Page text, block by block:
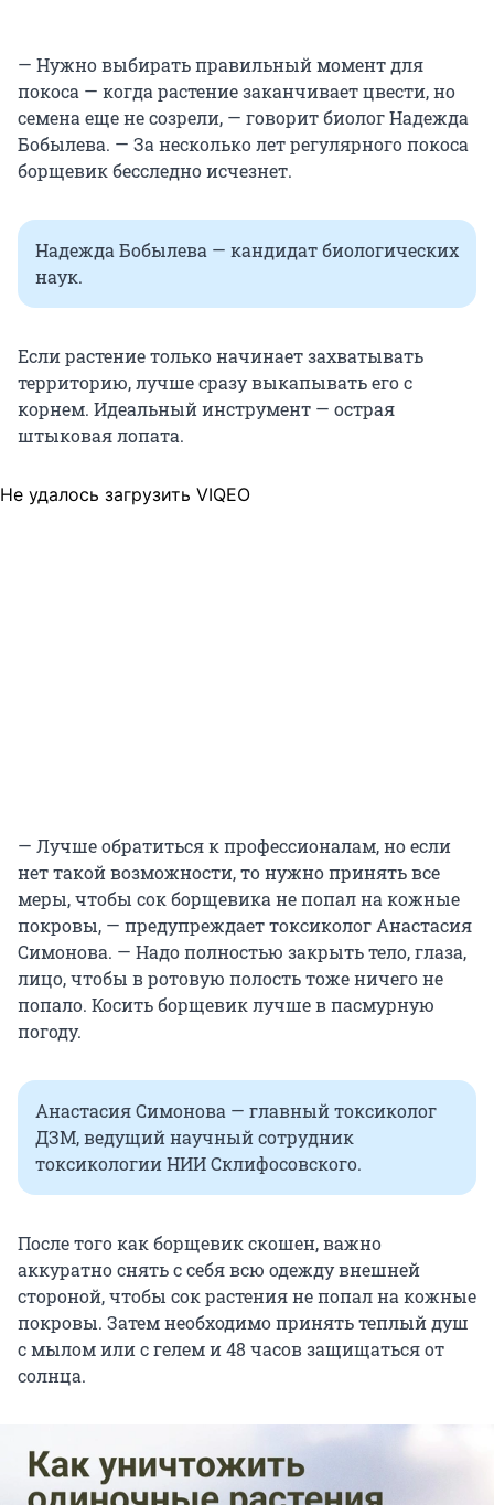
— Нужно выбирать правильный момент для
покоса — когда растение заканчивает цвести, но
семена еще не созрели, — говорит биолог Надежда
Бобылева. — За несколько лет регулярного покоса
борщевик бесследно исчезнет.
Надежда Бобылева — кандидат биологических
наук.
Если растение только начинает захватывать
территорию, лучше сразу выкапывать его с
корнем. Идеальный инструмент — острая
штыковая лопата.
Не удалось загрузить VIQEO
— Лучше обратиться к профессионалам, но если
нет такой возможности, то нужно принять все
меры, чтобы сок борщевика не попал на кожные
покровы, — предупреждает токсиколог Анастасия
Симонова. — Надо полностью закрыть тело, глаза,
лицо, чтобы в ротовую полость тоже ничего не
попало. Косить борщевик лучше в пасмурную
погоду.
Анастасия Симонова — главный токсиколог
ДЗМ, ведущий научный сотрудник
токсикологии НИИ Склифосовского.
После того как борщевик скошен, важно
аккуратно снять с себя всю одежду внешней
стороной, чтобы сок растения не попал на кожные
покровы. Затем необходимо принять теплый душ
с мылом или с гелем и 48 часов защищаться от
солнца.